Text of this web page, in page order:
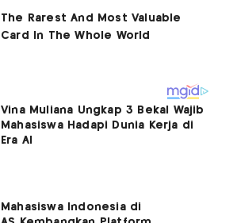
Vina Muliana Ungkap 3 Bekal Wajib
Mahasiswa Hadapi Dunia Kerja di
Era AI
Mahasiswa Indonesia di